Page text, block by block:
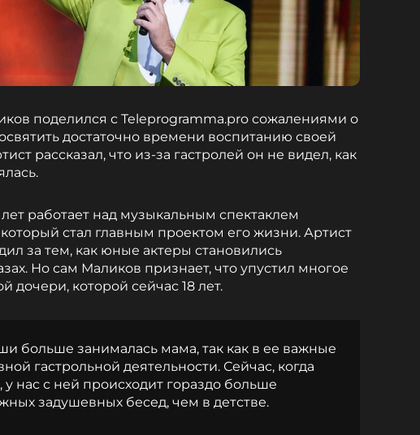
поделился с Teleprogramma.pro сожалениями о
достаточно времени воспитанию своей
рассказал, что из-за гастролей он не видел, как
работает над музыкальным спектаклем
стал главным проектом его жизни. Артист
за тем, как юные актеры становились
Но сам Маликов признает, что упустил многое
дочери, которой сейчас 18 лет.
больше занималась мама, так как в ее важные
гастрольной деятельности. Сейчас, когда
у нас с ней происходит гораздо больше
задушевных бесед, чем в детстве.